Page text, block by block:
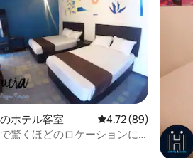
4つ星の平均評価
ホテル客室 レビュー89件、5つ
4.72 (89)
驚くほどのロケーションに